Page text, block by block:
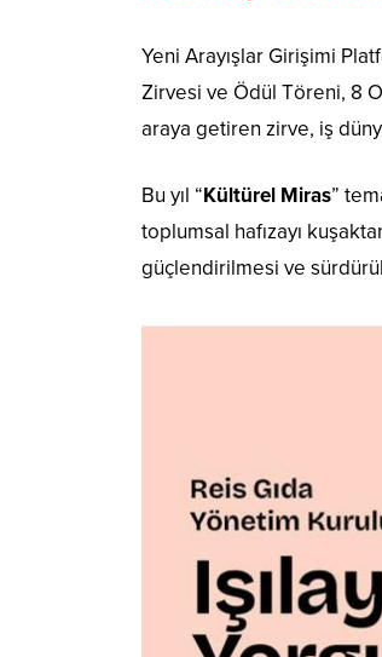
Yeni Arayışlar Girişimi
Zirvesi ve Ödül Töreni, 8
araya getiren zirve, iş
Bu yıl “Kültürel Miras”
toplumsal hafızayı
güçlendirilmesi ve